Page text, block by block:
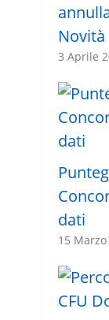
Novità
3 Aprile
dati
15